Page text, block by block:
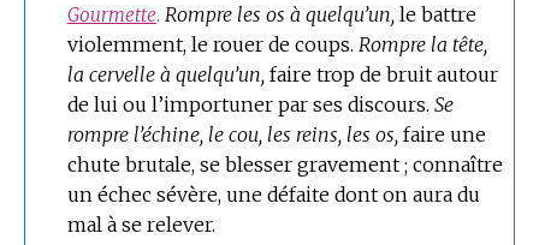
Gourmette. Rompre les os à quelqu’un, le battre
violemment, le rouer de coups. Rompre la tête,
la cervelle à quelqu’un, faire trop de bruit autour
de lui ou l’importuner par ses discours. Se
rompre l’échine, le cou, les reins, les os, faire une
chute brutale, se blesser gravement ; connaître
un échec sévère, une défaite dont on aura du
mal à se relever.